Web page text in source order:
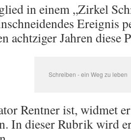
in einem „Zirkel
Ereignis
achtziger Jahren diese
Schreiben - ein Weg zu leben
Rentner ist, widmet
In dieser Rubrik wird